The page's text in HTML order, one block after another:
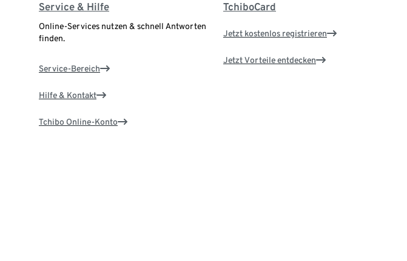
Service & Hilfe
Online-Services nutzen & schnell Antworten
finden.
Service-Bereich
Hilfe & Kontakt
Tchibo Online-Konto
TchiboCard
Jetzt kostenlos registrieren
Jetzt Vorteile entdecken